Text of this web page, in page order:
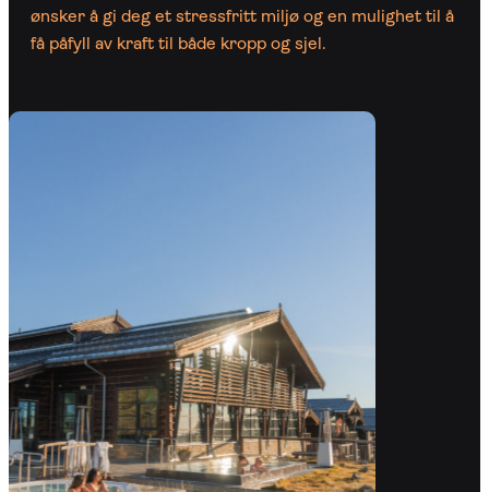
ønsker å gi deg et stressfritt miljø og en mulighet til å
få påfyll av kraft til både kropp og sjel.